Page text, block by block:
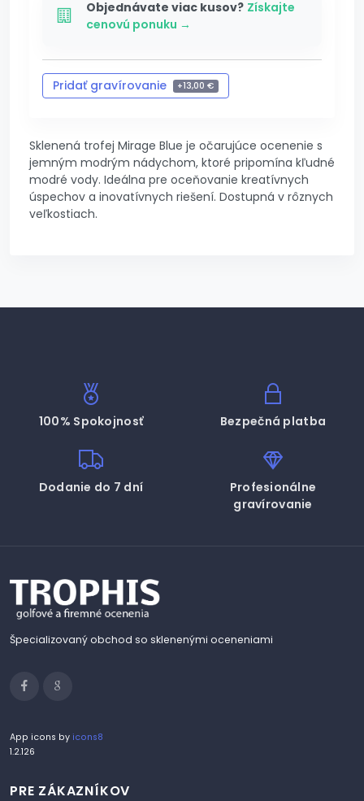
Objednávate viac kusov? Získajte
cenovú ponuku →
Pridať gravírovanie +13,00 €
Zrušiť gravírovanie
Sklenená trofej Mirage Blue je očarujúce ocenenie s
jemným modrým nádychom, ktoré pripomína kľudné
modré vody. Ideálna pre oceňovanie kreatívnych
úspechov a inovatívnych riešení. Dostupná v rôznych
veľkostiach.
100% Spokojnosť Bezpečná platba
Dodanie do 7 dní
Profesionálne
gravírovanie
Špecializovaný obchod so sklenenými oceneniami
App icons by icons8
1.2.126
PRE ZÁKAZNÍKOV